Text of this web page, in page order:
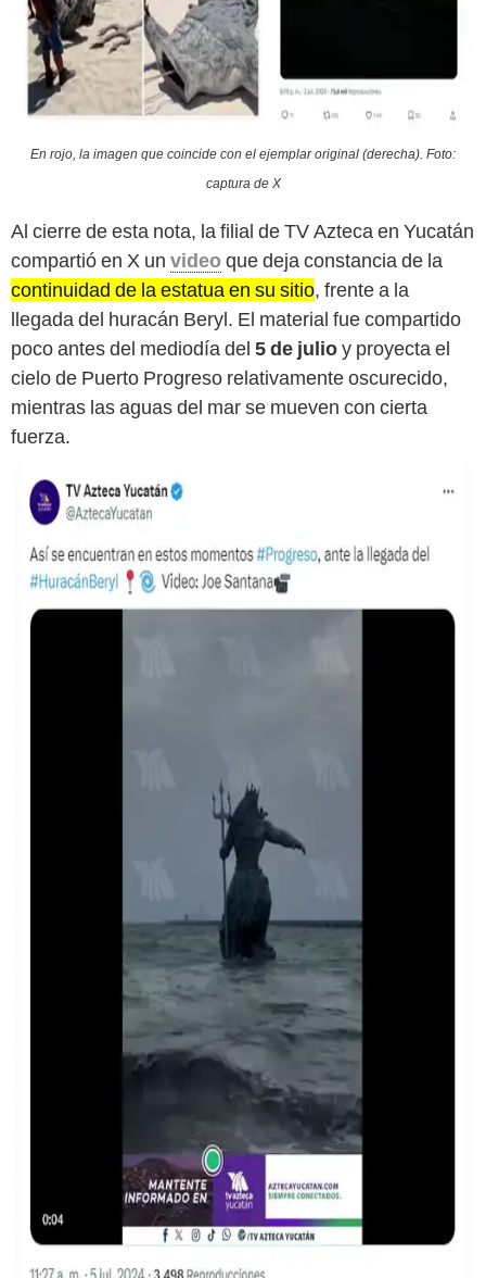
En rojo, la imagen que coincide con el ejemplar original (derecha). Foto:
captura de X
Al cierre de esta nota, la filial de TV Azteca en Yucatán
compartió en X un videoque deja constancia de la
continuidad de la estatua en su sitio, frente a la
llegada del huracán Beryl. El material fue compartido
poco antes del mediodía del 5 de julioy proyecta el
cielo de Puerto Progreso relativamente oscurecido,
mientras las aguas del mar se mueven con cierta
fuerza.